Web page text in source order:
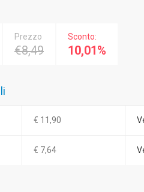
Prezzo
€8,49
Sconto:
10,01%
€ 11,90
€ 7,64